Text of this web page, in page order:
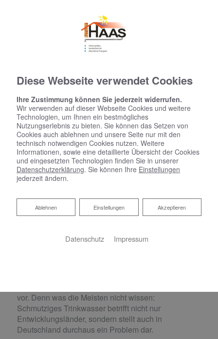
Hygienisch, komfortabel und
sicher: Trinkwasserhygiene
Ob als Durstlöscher, zur Essenszubereitung oder im
vor. Denn was die Meisten nicht wissen:
Schmutziges Trinkwasser betrifft nicht nur
Entwicklungsländer, sondern stellt auch in
Deutschland durchaus ein Problem dar.
Diese Webseite verwendet Cookies
Ihre Zustimmung können Sie jederzeit widerrufen.
Wir verwenden auf dieser Webseite Cookies und weitere
Technologien, um Ihnen ein bestmögliches
Nutzungserlebnis zu bieten. Sie können das Setzen von
Cookies auch ablehnen und unsere Seite nur mit den
technisch notwendigen Cookies nutzen. Weitere
Informationen, sowie eine detaillierte Übersicht der Cookies
und eingesetzten Technologien finden Sie in unserer
Datenschutzerklärung. Sie können Ihre Einstellungen
jederzeit ändern.
Akzeptieren
Einstellungen
Ablehnen
Ablehnen
Datenschutz Impressum